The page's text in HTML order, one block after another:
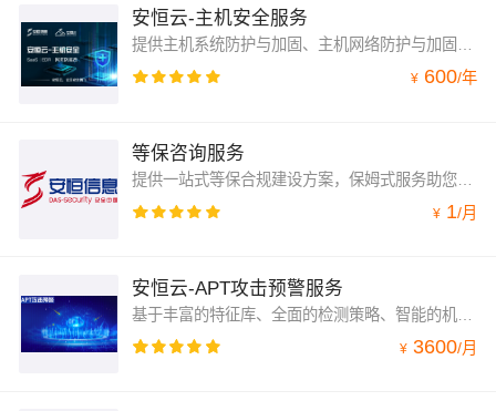
安恒云-主机安全服务
提供主机系统防护与加固、主机网络防护与加固等功能，具备业界领先的勒索专防专杀、网络隔离与防、补丁修复、外设管控、文件审计、违规外联检测与阻断、网页防篡改等主机安全能力,帮您快速发现网站潜在安全隐患。
¥ 600/年
等保咨询服务
提供一站式等保合规建设方案，保姆式服务助您放心过等保
¥ 1/月
安恒云-APT攻击预警服务
基于丰富的特征库、全面的检测策略、智能的机器学习、高效的沙箱动态分析、海量的威胁情报，能实时发现网络攻击行为，特别是新型网络攻击行为，帮助用户发现网络中发生的各种已知威胁和未知威胁，检测能力完整覆盖整个APT攻击链，有效发现APT攻击、未知威胁及用户关心的网络安全事件！
¥ 3600/月